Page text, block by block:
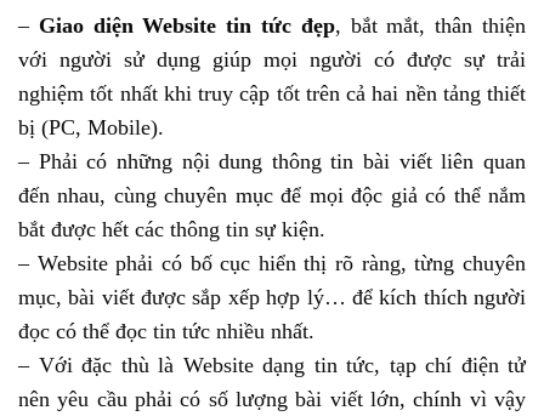
– Giao diện Website tin tức đẹp, bắt mắt, thân thiện
với người sử dụng giúp mọi người có được sự trải
nghiệm tốt nhất khi truy cập tốt trên cả hai nền tảng thiết
bị (PC, Mobile).
– Phải có những nội dung thông tin bài viết liên quan
đến nhau, cùng chuyên mục để mọi độc giả có thể nắm
bắt được hết các thông tin sự kiện.
– Website phải có bố cục hiển thị rõ ràng, từng chuyên
mục, bài viết được sắp xếp hợp lý… để kích thích người
đọc có thể đọc tin tức nhiều nhất.
– Với đặc thù là Website dạng tin tức, tạp chí điện tử
nên yêu cầu phải có số lượng bài viết lớn, chính vì vậy